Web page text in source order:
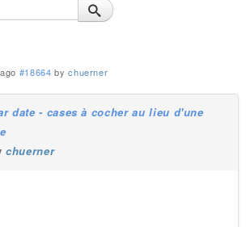
#18664 bychuerner
date - cases à cocher au lieu d'une
chuerner